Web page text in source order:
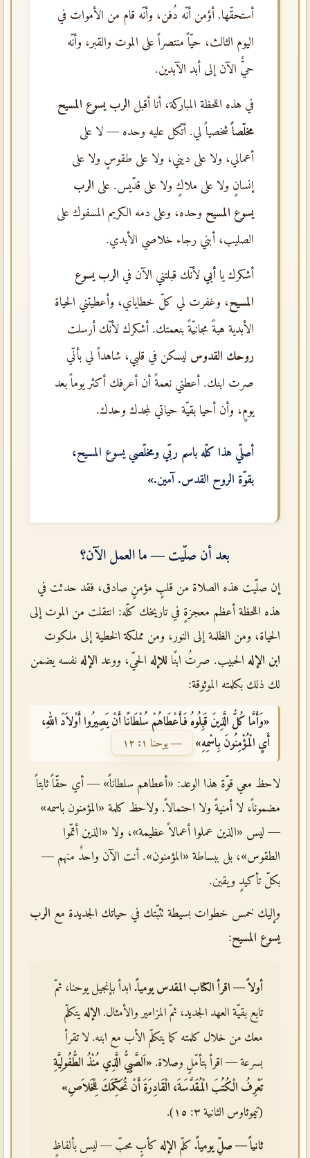
أستحقّها. أؤمن أنّه دُفن، وأنّه قام من الأموات في
اليوم الثالث، حيّاً منتصراً على الموت والقبر، وأنّه
حيٌّ الآن إلى أبد الآبدين.
في هذه اللحظة المباركة، أنا أقبل الرب يسوع المسيح
مخلّصاًشخصياً لي. أتّكل عليه وحده — لا على
أعمالي، ولا على ديني، ولا على طقوسٍ ولا على
إنسانٍ ولا على ملاكٍ ولا على قدّيس. على الرب
يسوع المسيح وحده، وعلى دمه الكريم المسفوك على
الصليب، أبني رجاء خلاصي الأبدي.
أشكرك يا أبي لأنّك قبلتني الآن في الرب يسوع
المسيح، وغفرت لي كلّ خطاياي، وأعطيتني الحياة
الأبدية هبةً مجانيّةً بنعمتك. أشكرك لأنّك أرسلت
روحك القدوس ليسكن في قلبي، شاهداً لي بأنّي
صرت ابنك. أعطني نعمةً أن أعرفك أكثر يوماً بعد
يومٍ، وأن أحيا بقيّة حياتي لمجدك وحدك.
أصلّي هذا كلّه باسم ربّي ومخلّصي يسوع المسيح،
بقوّة الروح القدس. آمين.»
بعد أن صلّيت — ما العمل الآن؟
إن صلّيت هذه الصلاة من قلبٍ مؤمنٍ صادق، فقد حدثت في
هذه اللحظة أعظم معجزةٍ في تاريخك كلّه: انتقلت من الموت إلى
الحياة، ومن الظلمة إلى النور، ومن مملكة الخطية إلى ملكوت
ابن الإله الحبيب. صرتُ ابنًا للإله الحيّ، ووعد الإله نفسه يضمن
لك ذلك بكلمته الموثوقة:
«وَأَمَّا كُلُّ الَّذِينَ قَبِلُوهُ فَأَعْطَاهُمْ سُلْطَانًا أَنْ يَصِيرُوا أَوْلاَدَ اللهِ،
أَيِ الْمُؤْمِنُونَ بِاسْمِهِ»
— يوحنا ١: ١٢
لاحظ معي قوّة هذا الوعد: «أعطاهم سلطاناً» — أي حقّاً ثابتاً
مضموناً، لا أمنيةً ولا احتمالاً. ولاحظ كلمة «المؤمنون باسمه»
— ليس «الذين عملوا أعمالاً عظيمة»، ولا «الذين أتمّوا
الطقوس»، بل ببساطة «المؤمنون». أنت الآن واحدٌ منهم —
بكلّ تأكيدٍ ويقين.
وإليك خمس خطوات بسيطة تثبّتك في حياتك الجديدة مع الرب
يسوع المسيح:
أولاً — اقرأ الكتاب المقدس يومياً. ابدأ بإنجيل يوحنا، ثمّ
تابع بقيّة العهد الجديد، ثمّ المزامير والأمثال. الإله يتكلّم
معك من خلال كلمته كما يتكلّم الأب مع ابنه. لا تقرأ
بسرعة — اقرأ بتأمّلٍ وصلاة. «اَلصَّبِيُّ الَّذِي مُنْذُ الطُّفُولِيَّةِ
تَعْرِفُ الْكُتُبَ الْمُقَدَّسَةَ، الْقَادِرَةَ أَنْ تُحَكِّمَكَ لِلْخَلاَصِ»
(تيموثاوس الثانية ٣: ١٥).
ثانياً — صلِّ يومياً. كلّم الإله كأبٍ محبّ — ليس بألفاظٍ